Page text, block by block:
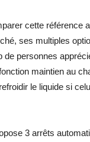
cette référence
ses multiples
de personnes
maintien au
le liquide si
3 arrêts